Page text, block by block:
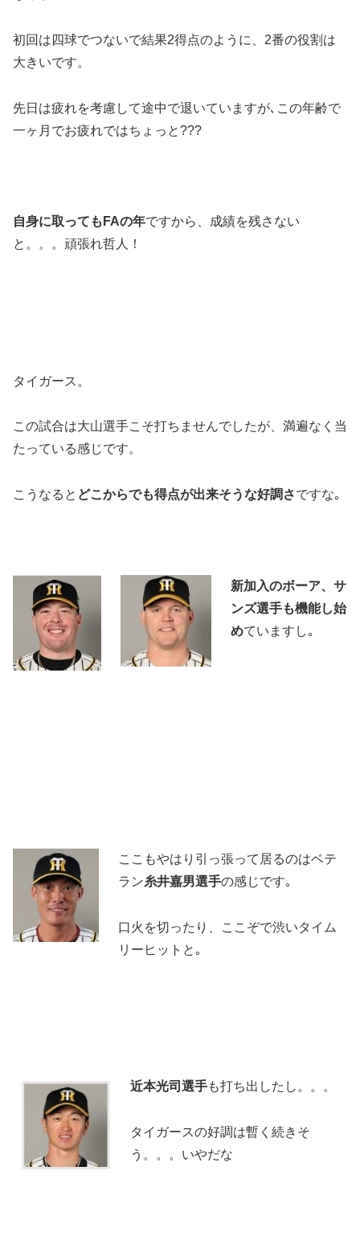
初回は四球でつないで結果2得点のように、2番の役割は
大きいです。
先日は疲れを考慮して途中で退いていますが､この年齢で
一ヶ月でお疲れではちょっと???
自身に取ってもFAの年ですから、成績を残さない
と。。。頑張れ哲人！
タイガース。
この試合は大山選手こそ打ちませんでしたが、満遍なく当
たっている感じです。
こうなると どこからでも得点が出来そうな好調さですな｡
新加入のボーア、サ
ンズ選手も機能し始
めていますし｡
ここもやはり引っ張って居るのはベテ
ラン糸井嘉男選手の感じです｡
口火を切ったり、ここぞで渋いタイム
リーヒットと｡
近本光司選手も打ち出したし。。。
タイガースの好調は暫く続きそ
う。。。いやだな